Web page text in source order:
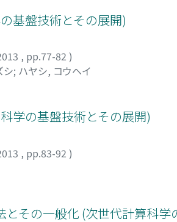
基盤技術とその展開)
, pp.77-82 )
シ; ハヤシ, コウヘイ
学の基盤技術とその展開)
, pp.83-92 )
その一般化 (次世代計算科学